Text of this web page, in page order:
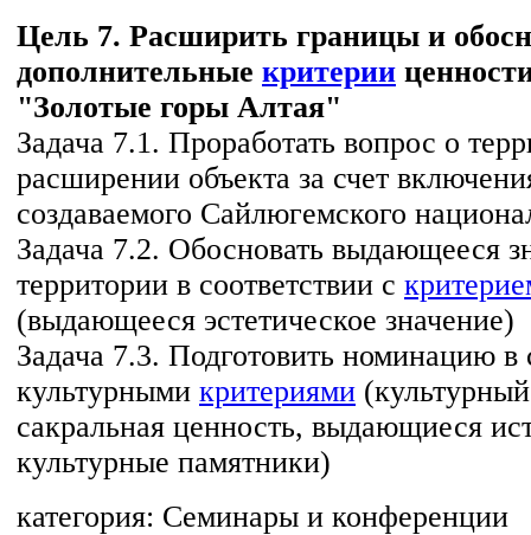
Цель 7. Расширить границы и
дополнительные критерии
"Золотые горы Алтая"
Задача 7.1. Проработать вопрос о
расширении объекта за счет
создаваемого Сайлюгемского
Задача 7.2. Обосновать выдающееся
территории в соответствии с
(выдающееся эстетическое значение)
Задача 7.3. Подготовить номинацию в
культурными критериями
сакральная ценность, выдающиеся
культурные памятники)
категория: Семинары и конференции